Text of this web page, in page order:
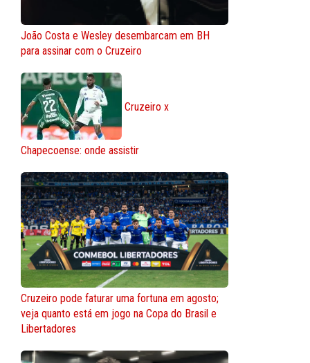
João Costa e Wesley desembarcam em BH
para assinar com o Cruzeiro
Cruzeiro x
Chapecoense: onde assistir
Cruzeiro pode faturar uma fortuna em agosto;
veja quanto está em jogo na Copa do Brasil e
Libertadores